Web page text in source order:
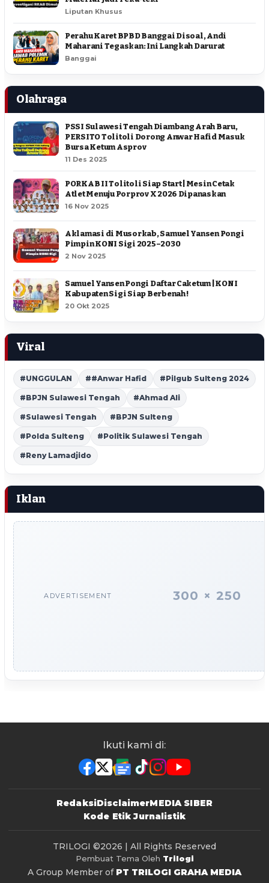
Liputan Khusus
Perahu Karet BPBD Banggai Disoal, Andi
Maharani Tegaskan: Ini Langkah Darurat
Banggai
Olahraga
PSSI Sulawesi Tengah Diambang Arah Baru,
PERSITO Tolitoli Dorong Anwar Hafid Masuk
Bursa Ketum Asprov
11 Des 2025
PORKAB II Tolitoli Siap Start | Mesin Cetak
Atlet Menuju Porprov X 2026 Dipanaskan
16 Nov 2025
Aklamasi di Musorkab, Samuel Yansen Pongi
Pimpin KONI Sigi 2025–2030
2 Nov 2025
Samuel Yansen Pongi Daftar Caketum | KONI
Kabupaten Sigi Siap Berbenah !
20 Okt 2025
Viral
#UNGGULAN ##Anwar Hafid #Pilgub Sulteng 2024
#BPJN Sulawesi Tengah #Ahmad Ali
#Sulawesi Tengah #BPJN Sulteng
#Polda Sulteng #Politik Sulawesi Tengah
#Reny Lamadjido
Iklan
ADVERTISEMENT 300 × 250
Ikuti kami di:
RedaksiDisclaimerMEDIA SIBER
Kode Etik Jurnalistik
TRILOGI ©2026 | All Rights Reserved
Pembuat Tema Oleh Trilogi
A Group Member of PT TRILOGI GRAHA MEDIA